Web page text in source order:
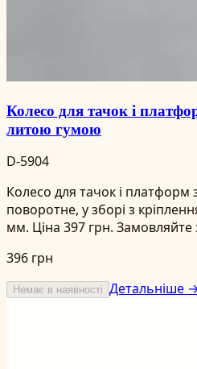
Колесо для тачок і
литою гумою
D-5904
Колесо для тачок і
поворотне, у зборі з
мм. Ціна 397 грн. Замовляйте
396 грн
Немає в наявності Детальніше